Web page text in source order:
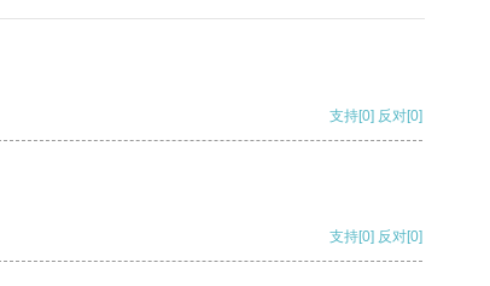
支持[0] 反对[0]
支持[0] 反对[0]